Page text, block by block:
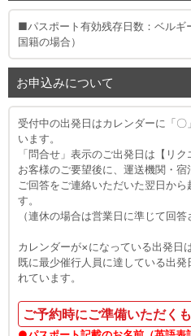
■パスポート有効残存日数：ベルギ
国籍の場合）
お申込みについて
受付中の出発日はカレンダーに「
います。
「問合せ」表示のご出発日は【リク
お客様のご要望後に、運送機関・
ご回答をご連絡いただいた翌日か
す。
（連休の場合は営業日に準じて回答
カレンダーが×になっている出発日
既に最少催行人員に達している出
れています。
ご予約時にご準備いただく